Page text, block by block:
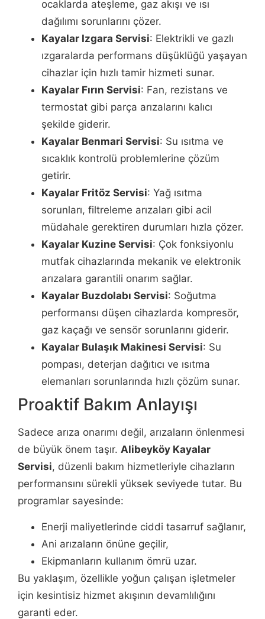
ocaklarda ateşleme, gaz akışı ve ısı
dağılımı sorunlarını çözer.
Kayalar Izgara Servisi: Elektrikli ve gazlı
ızgaralarda performans düşüklüğü yaşayan
cihazlar için hızlı tamir hizmeti sunar.
Kayalar Fırın Servisi: Fan, rezistans ve
termostat gibi parça arızalarını kalıcı
şekilde giderir.
Kayalar Benmari Servisi: Su ısıtma ve
sıcaklık kontrolü problemlerine çözüm
getirir.
Kayalar Fritöz Servisi: Yağ ısıtma
sorunları, filtreleme arızaları gibi acil
müdahale gerektiren durumları hızla çözer.
Kayalar Kuzine Servisi: Çok fonksiyonlu
mutfak cihazlarında mekanik ve elektronik
arızalara garantili onarım sağlar.
Kayalar Buzdolabı Servisi: Soğutma
performansı düşen cihazlarda kompresör,
gaz kaçağı ve sensör sorunlarını giderir.
Kayalar Bulaşık Makinesi Servisi: Su
pompası, deterjan dağıtıcı ve ısıtma
elemanları sorunlarında hızlı çözüm sunar.
Proaktif Bakım Anlayışı
Sadece arıza onarımı değil, arızaların önlenmesi
de büyük önem taşır. Alibeyköy Kayalar
Servisi, düzenli bakım hizmetleriyle cihazların
performansını sürekli yüksek seviyede tutar. Bu
programlar sayesinde:
Enerji maliyetlerinde ciddi tasarruf sağlanır,
Ani arızaların önüne geçilir,
Ekipmanların kullanım ömrü uzar.
Bu yaklaşım, özellikle yoğun çalışan işletmeler
için kesintisiz hizmet akışının devamlılığını
garanti eder.